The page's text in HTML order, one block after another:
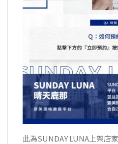
此為SUNDAY LUNA上架店家